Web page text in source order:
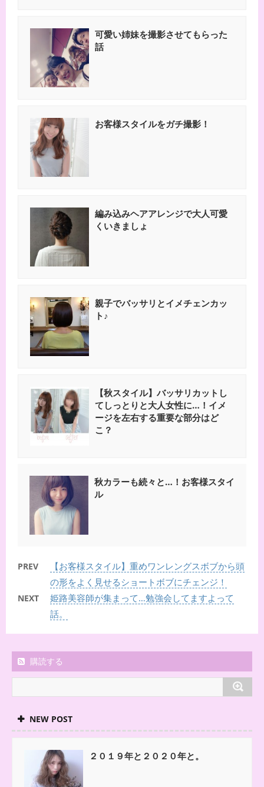
可愛い姉妹を撮影させてもらった
話
お客様スタイルをガチ撮影！
編み込みヘアアレンジで大人可愛
くいきましょ
親子でバッサリとイメチェンカッ
ト♪
【秋スタイル】バッサリカットし
てしっとりと大人女性に…！イメ
ージを左右する重要な部分はど
こ？
秋カラーも続々と…！お客様スタイ
ル
PREV
【お客様スタイル】重めワンレングスボブから頭
の形をよく見せるショートボブにチェンジ！
NEXT
姫路美容師が集まって…勉強会してますよって
話。
購読する
NEW POST
２０１９年と２０２０年と。